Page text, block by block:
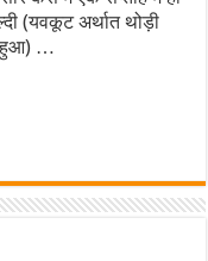
(यवकूट अर्थात थोड़ी
हुआ) …